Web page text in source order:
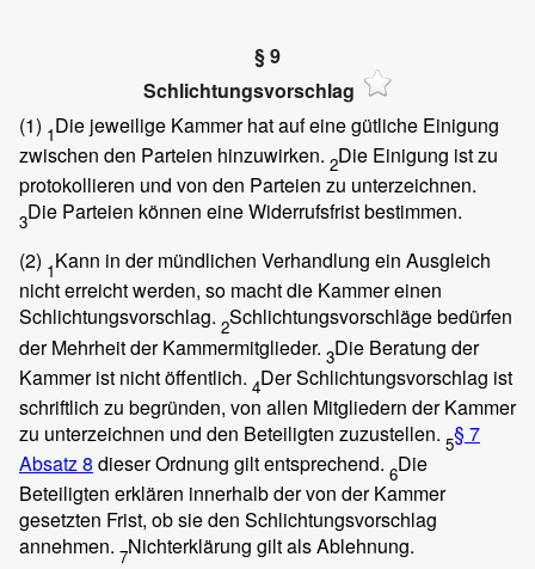
§ 9
Schlichtungsvorschlag
(1) 1Die jeweilige Kammer hat auf eine gütliche Einigung
zwischen den Parteien hinzuwirken. 2Die Einigung ist zu
protokollieren und von den Parteien zu unterzeichnen.
3Die Parteien können eine Widerrufsfrist bestimmen.
(2) 1Kann in der mündlichen Verhandlung ein Ausgleich
nicht erreicht werden, so macht die Kammer einen
Schlichtungsvorschlag. 2Schlichtungsvorschläge bedürfen
der Mehrheit der Kammermitglieder. 3Die Beratung der
Kammer ist nicht öffentlich. 4Der Schlichtungsvorschlag ist
schriftlich zu begründen, von allen Mitgliedern der Kammer
zu unterzeichnen und den Beteiligten zuzustellen. 5§ 7
Absatz 8 dieser Ordnung gilt entsprechend. 6Die
Beteiligten erklären innerhalb der von der Kammer
gesetzten Frist, ob sie den Schlichtungsvorschlag
annehmen. 7Nichterklärung gilt als Ablehnung.